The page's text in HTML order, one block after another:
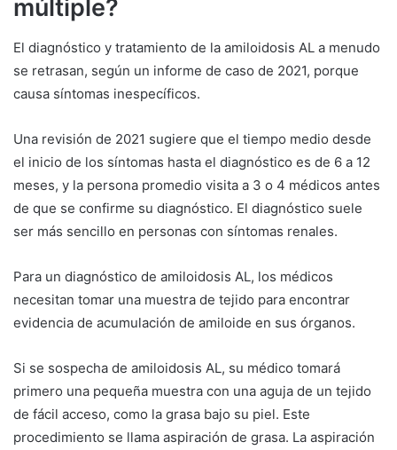
múltiple?
El diagnóstico y tratamiento de la amiloidosis AL a menudo
se retrasan, según un informe de caso de 2021, porque
causa síntomas inespecíficos.
Una revisión de 2021 sugiere que el tiempo medio desde
el inicio de los síntomas hasta el diagnóstico es de 6 a 12
meses, y la persona promedio visita a 3 o 4 médicos antes
de que se confirme su diagnóstico. El diagnóstico suele
ser más sencillo en personas con síntomas renales.
Para un diagnóstico de amiloidosis AL, los médicos
necesitan tomar una muestra de tejido para encontrar
evidencia de acumulación de amiloide en sus órganos.
Si se sospecha de amiloidosis AL, su médico tomará
primero una pequeña muestra con una aguja de un tejido
de fácil acceso, como la grasa bajo su piel. Este
procedimiento se llama aspiración de grasa. La aspiración